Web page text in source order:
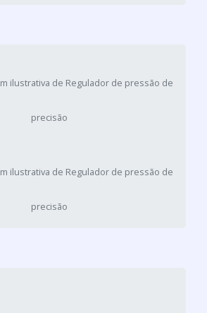
ilustrativa de Regulador de pressão de
precisão
ilustrativa de Regulador de pressão de
precisão